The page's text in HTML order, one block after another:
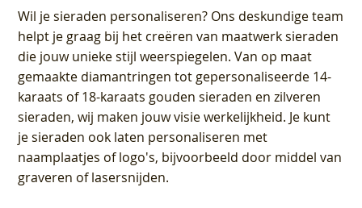
Wil je sieraden personaliseren? Ons deskundige team
helpt je graag bij het creëren van maatwerk sieraden
die jouw unieke stijl weerspiegelen. Van op maat
gemaakte diamantringen tot gepersonaliseerde 14-
karaats of 18-karaats gouden sieraden en zilveren
sieraden, wij maken jouw visie werkelijkheid. Je kunt
je sieraden ook laten personaliseren met
naamplaatjes of logo's, bijvoorbeeld door middel van
graveren of lasersnijden.